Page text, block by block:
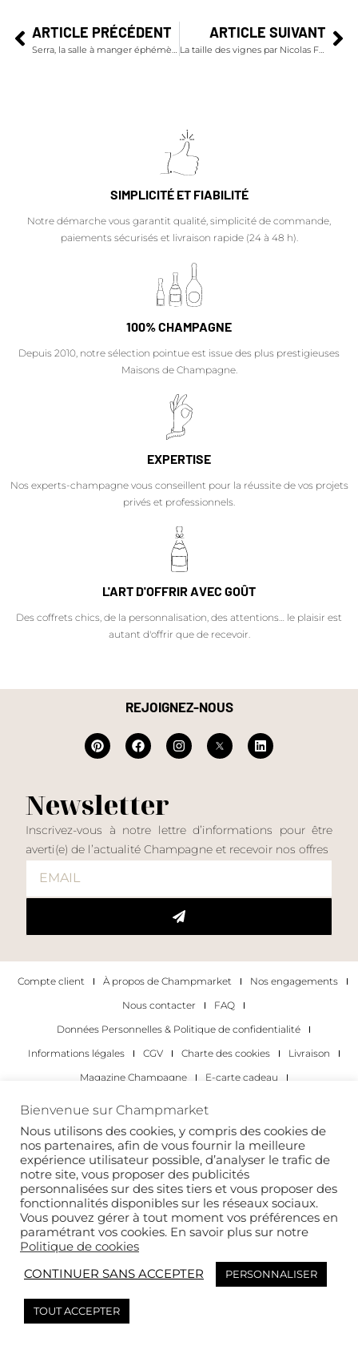
ARTICLE PRÉCÉDENT ARTICLE SUIVANT
La taille des vignes par Nicolas Feuillatte
SIMPLICITÉ ET FIABILITÉ
Notre démarche vous garantit qualité, simplicité de commande,
paiements sécurisés et livraison rapide (24 à 48 h).
100% CHAMPAGNE
Depuis 2010, notre sélection pointue est issue des plus prestigieuses
Maisons de Champagne.
EXPERTISE
Nos experts-champagne vous conseillent pour la réussite de vos projets
privés et professionnels.
L'ART D'OFFRIR AVEC GOÛT
Des coffrets chics, de la personnalisation, des attentions… le plaisir est
autant d'offrir que de recevoir.
REJOIGNEZ-NOUS
Newsletter
Inscrivez-vous à notre lettre d’informations pour être
averti(e) de l’actualité Champagne et recevoir nos offres
Compte client À propos de Champmarket
Nos engagements
Nous contacter
FAQ
Données Personnelles & Politique de confidentialité
Informations légales
CGV Charte des cookies
Livraison
Magazine Champagne
E-carte cadeau
Les occasions pour déguster du champagne
Pour les particuliers
Pour les entreprises
Copyright 2022 © tous droits réservés. Champmarket.
Bienvenue sur Champmarket
Nous utilisons des cookies, y compris des cookies de
nos partenaires, afin de vous fournir la meilleure
expérience utilisateur possible, d’analyser le trafic de
notre site, vous proposer des publicités
personnalisées sur des sites tiers et vous proposer des
fonctionnalités disponibles sur les réseaux sociaux.
Vous pouvez gérer à tout moment vos préférences en
paramétrant vos cookies. En savoir plus sur notre
Politique de cookies
CONTINUER SANS ACCEPTER
PERSONNALISER
TOUT ACCEPTER